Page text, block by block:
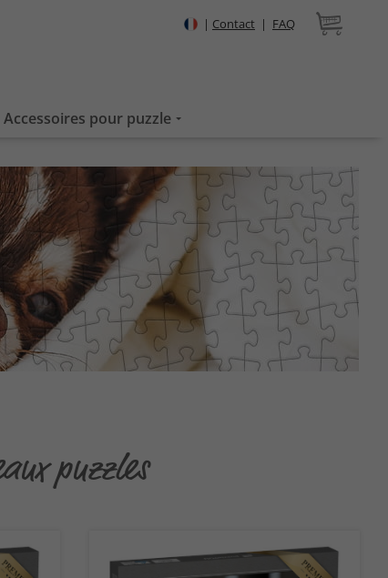
| Contact | FAQ
Accessoires pour puzzle
puzzles